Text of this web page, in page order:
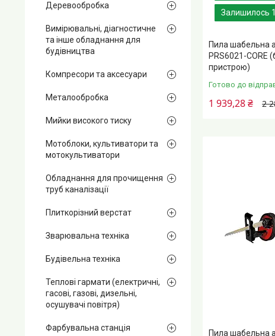
Залишилось
Пила шабельна
PRS6021-CORE
пристрою)
Готово до
2
1 939,28 ₴
Пила шабельна
Деревообробка
Вимірювальні, діагностичне
та інше обладнання для
будівництва
Компресори та аксесуари
Металообробка
Мийки високого тиску
Мотоблоки, культиватори та
мотокультиватори
Обладнання для прочищення
труб каналізації
Плиткорізний верстат
Зварювальна техніка
Будівельна техніка
Теплові гармати (електричні,
гасові, газові, дизельні,
осушувачі повітря)
Фарбувальна станція